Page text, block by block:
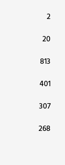
2
20
813
401
307
268